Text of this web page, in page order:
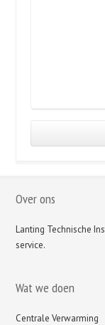
Over ons
Lanting Technische
service.
Wat we doen
Centrale Verwarming